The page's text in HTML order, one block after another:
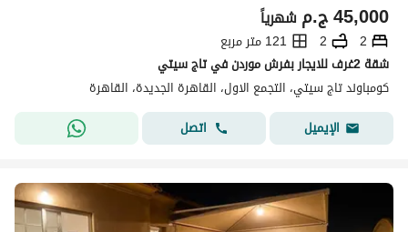
ج.م45,000 شهرياً
2
2
121 متر مربع
شقة 2غرف للايجار بفرش موردن في تاج سيتي
كومباوند تاج سيتي، التجمع الاول، القاهرة الجديدة، القاهرة
الإيميل
اتصل